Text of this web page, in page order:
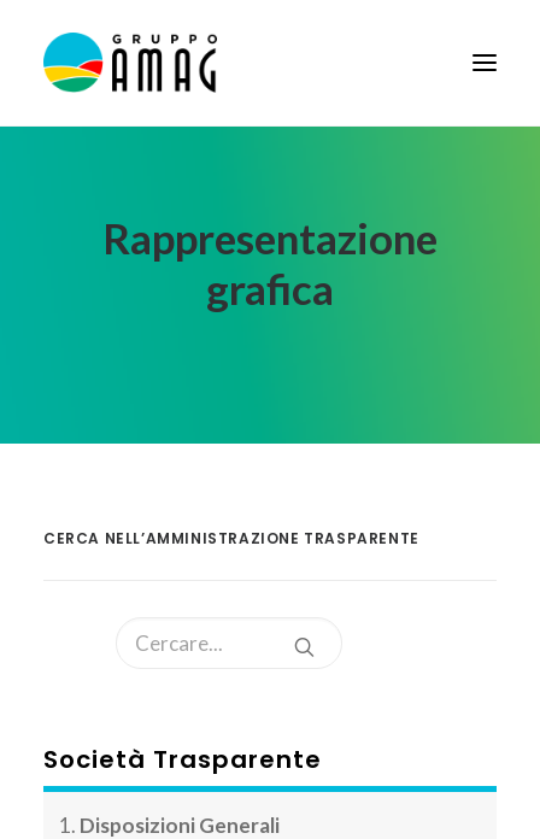
IL GRUPPO
CONTATTI
Rappresentazione
grafica
CERCA NELL’AMMINISTRAZIONE TRASPARENTE
Società Trasparente
Disposizioni Generali